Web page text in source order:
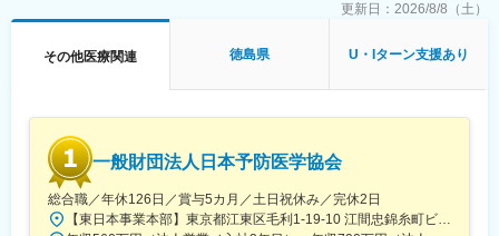
更新日： 2026/8/8（土）
その他医療関連 徳島県 U・Iターン支援あり
一般財団法人日本予防医学協会
総合職／年休126日／賞与5カ月／土日祝休み／完休2日
【東日本事業本部】東京都江東区毛利1-19-10 江間忠錦糸町ビル※訪問先からの直行直帰が可能です！＜アクセス＞・JR総武線（快速・各駅停車）／東京メトロ半蔵門線 錦糸町駅より徒歩5分・東京メトロ半蔵門線／都営新宿線 住吉駅より徒歩5分※受動喫煙対策:屋内全面禁煙